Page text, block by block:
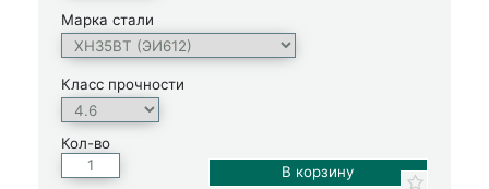
Марка стали
Класс прочности
Кол-во